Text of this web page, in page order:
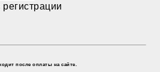
регистрации
после оплаты на сайте.